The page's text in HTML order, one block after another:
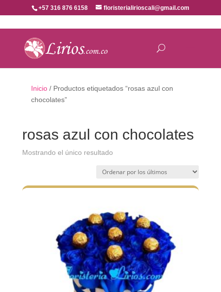
+57 316 876 6158 floristerialirioscali@gmail.com
Inicio/ Productos etiquetados “rosas azul con
chocolates”
rosas azul con chocolates
Mostrando el único resultado